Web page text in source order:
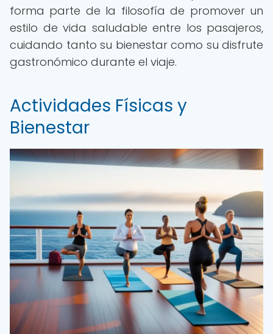
forma parte de la filosofía de promover un
estilo de vida saludable entre los pasajeros,
cuidando tanto su bienestar como su disfrute
gastronómico durante el viaje.
Actividades Físicas y
Bienestar